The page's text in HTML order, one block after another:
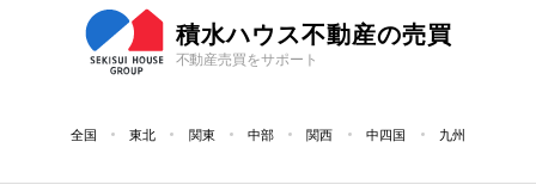
積水ハウス不動産の売買
不動産売買をサポート
全国 東北 関東 中部 関西 中四国 九州